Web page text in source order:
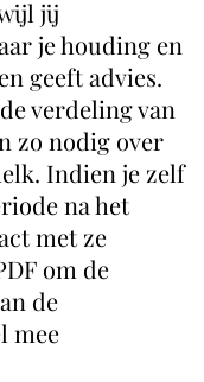
jij
je houding en
geeft advies.
verdeling van
zo nodig over
Indien je zelf
na het
met ze
om de
de
mee